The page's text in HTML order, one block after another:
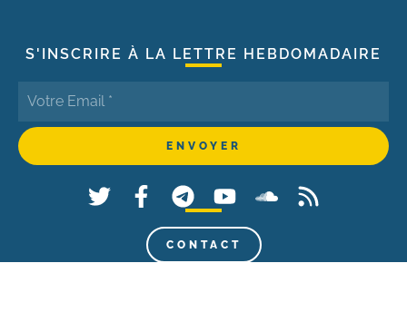
S'INSCRIRE À LA LETTRE HEBDOMADAIRE
CONTACT